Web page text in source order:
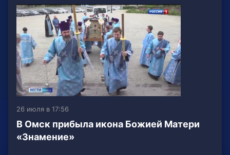
26 июля в 17:56
В Омск прибыла икона Божией Матери
«Знамение»